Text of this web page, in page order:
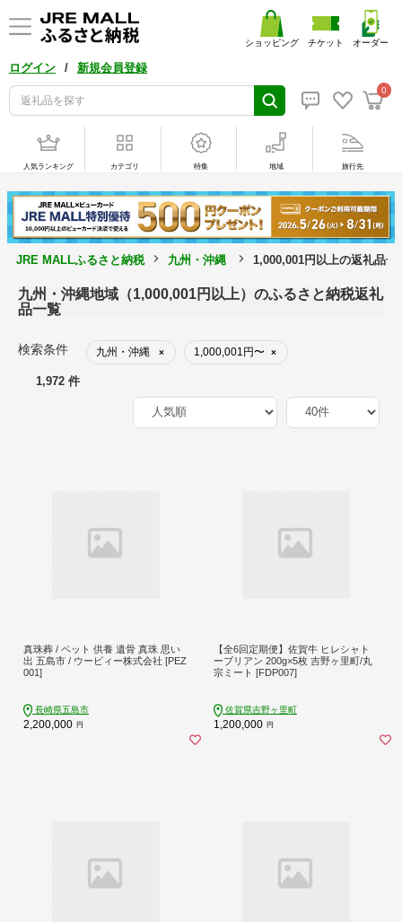
ログイン / 新規会員登録
0
ショッピング チケット オーダー
人気ランキング カテゴリ 特集 地域 旅行先
JRE MALLふるさと納税 九州・沖縄 1,000,001円以上の返礼品一
九州・沖縄地域（1,000,001円以上）のふるさと納税返礼
品一覧
検索条件 九州・沖縄 × 1,000,001円〜 ×
1,972 件
真珠葬 / ペット 供養 遺骨 真珠 思い
出 五島市 / ウービィー株式会社 [PEZ
001]
長崎県五島市
2,200,000 円
【全6回定期便】佐賀牛 ヒレシャト
ーブリアン 200g×5枚 吉野ヶ里町/丸
宗ミート [FDP007]
佐賀県吉野ヶ里町
1,200,000 円